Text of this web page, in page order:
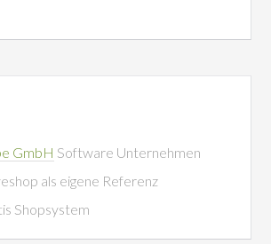
GmbH Software Unternehmen
als eigene Referenz
Shopsystem